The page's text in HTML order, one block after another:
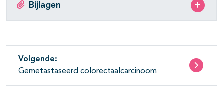
Bijlagen
Volgende:
Gemetastaseerd colorectaalcarcinoom